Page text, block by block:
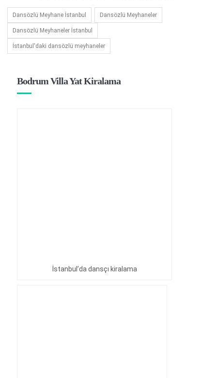
Dansözlü Meyhane İstanbul Dansözlü Meyhaneler
Dansözlü Meyhaneler İstanbul
İstanbul'daki dansözlü meyhaneler
Bodrum Villa Yat Kiralama
İstanbul’da dansçı kiralama